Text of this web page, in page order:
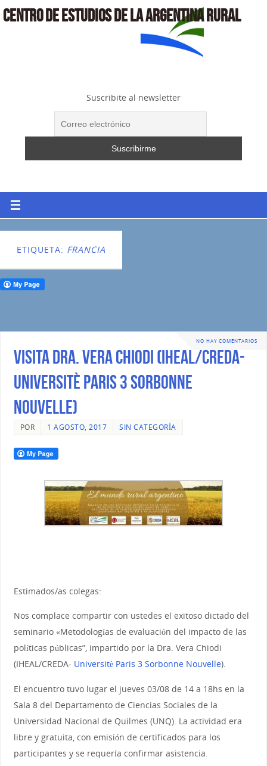
CENTRO DE ESTUDIOS DE LA ARGENTINA RURAL
Suscribite al newsletter
ETIQUETA: FRANCIA
NO HAY COMENTARIOS
Visita Dra. Vera Chiodi (IHEAL/CREDA-
Universitè Paris 3 Sorbonne
Nouvelle)
POR 1 AGOSTO, 2017 SIN CATEGORÍA
Estimados/as colegas:
Nos complace compartir con ustedes el exitoso dictado del
seminario «Metodologías de evaluación del impacto de las
políticas públicas”, impartido por la Dra. Vera Chiodi
(IHEAL/CREDA- Universitè Paris 3 Sorbonne Nouvelle).
El encuentro tuvo lugar el jueves 03/08 de 14 a 18hs en la
Sala 8 del Departamento de Ciencias Sociales de la
Universidad Nacional de Quilmes (UNQ). La actividad era
libre y gratuita, con emisión de certificados para los
participantes y se requería confirmar asistencia.